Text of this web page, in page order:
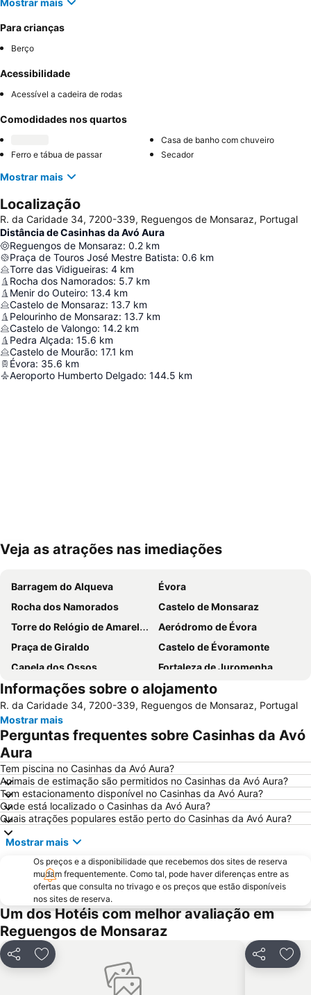
Mostrar mais
Para crianças
Berço
Acessibilidade
Acessível a cadeira de rodas
Comodidades nos quartos
Casa de banho com chuveiro
Ferro e tábua de passar
Secador
Mostrar mais
Localização
R. da Caridade 34, 7200-339, Reguengos de Monsaraz, Portugal
Distância de Casinhas da Avó Aura
Reguengos de Monsaraz: 0.2 km
Praça de Touros José Mestre Batista: 0.6 km
Torre das Vidigueiras: 4 km
Rocha dos Namorados: 5.7 km
Menir do Outeiro: 13.4 km
Castelo de Monsaraz: 13.7 km
Pelourinho de Monsaraz: 13.7 km
Castelo de Valongo: 14.2 km
Pedra Alçada: 15.6 km
Castelo de Mourão: 17.1 km
Évora: 35.6 km
Aeroporto Humberto Delgado: 144.5 km
Ampliar mapa
Veja as atrações nas imediações
Barragem do Alqueva
Évora
Rocha dos Namorados
Castelo de Monsaraz
Torre do Relógio de Amareleja
Aeródromo de Évora
Praça de Giraldo
Castelo de Évoramonte
Capela dos Ossos
Fortaleza de Juromenha
Sé de Évora
Central de Camionagem de Estremoz
Vila Medieval de Monsaraz
Castelo do Alandroal
Casas Pintadas de Évora
Porta de Aviz - Ermida de Nossa Sra do Ó
Torre do Esporão
Templo de Diana
Rota dos vinhos do Alentejo
Simply Evora
Cromeleque dos Almendres
Ao Cabo
Aqueduto da Água de Prata
Enoteca de Redondo
Núcleo Museológico do Alto de São Bento
Informações sobre o alojamento
R. da Caridade 34, 7200-339, Reguengos de Monsaraz, Portugal
Mostrar mais
Perguntas frequentes sobre Casinhas da Avó
Aura
Tem piscina no Casinhas da Avó Aura?
Animais de estimação são permitidos no Casinhas da Avó Aura?
Tem estacionamento disponível no Casinhas da Avó Aura?
Onde está localizado o Casinhas da Avó Aura?
Quais atrações populares estão perto do Casinhas da Avó Aura?
Mostrar mais
Os preços e a disponibilidade que recebemos dos sites de reserva
mudam frequentemente. Como tal, pode haver diferenças entre as
ofertas que consulta no trivago e os preços que estão disponíveis
nos sites de reserva.
Um dos Hotéis com melhor avaliação em
Reguengos de Monsaraz
PartilharAdicionar aos favoritos Partilhar